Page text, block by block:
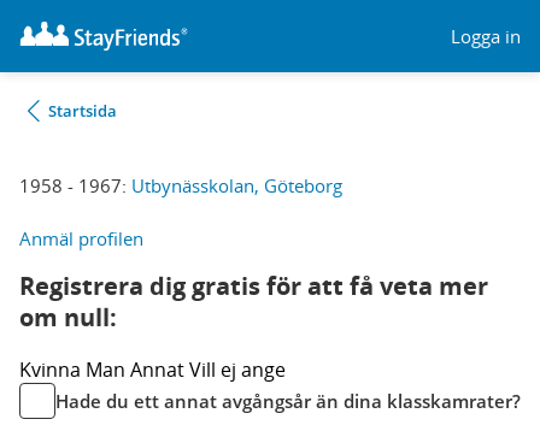
Logga in
Startsida
1958 - 1967: Utbynässkolan, Göteborg
Anmäl profilen
Registrera dig gratis för att få veta mer
om null:
Kvinna Man AnnatVill ej ange
Hade du ett annat avgångsår än dina klasskamrater?